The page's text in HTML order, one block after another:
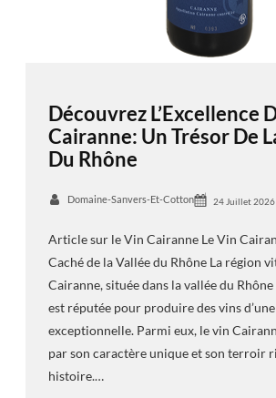
Découvrez L’Excellence
Cairanne: Un Trésor De
Du Rhône
Domaine-Sanvers-Et-Cotton 24 Juillet 2026
Article sur le Vin Cairanne Le Vin
Caché de la Vallée du Rhône La région
Cairanne, située dans la vallée du
est réputée pour produire des vins
exceptionnelle. Parmi eux, le vin
par son caractère unique et son terroir
histoire.…